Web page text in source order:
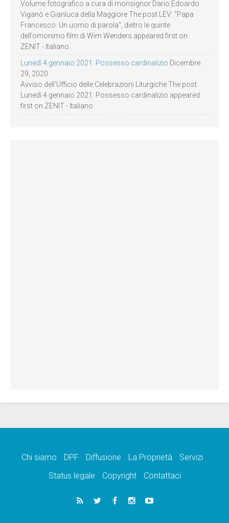
Volume fotografico a cura di monsignor Dario Edoardo
Viganò e Gianluca della Maggiore The post LEV: “Papa
Francesco. Un uomo di parola”, dietro le quinte
dell’omonimo film di Wim Wenders appeared first on
ZENIT - Italiano.
Lunedì 4 gennaio 2021: Possesso cardinalizio Dicembre
29, 2020
Avviso dell’Ufficio delle Celebrazioni Liturgiche The post
Lunedì 4 gennaio 2021: Possesso cardinalizio appeared
first on ZENIT - Italiano.
Chi siamo DPF Diffusione La Proprietà
Servizi
Status legale
Copyright Contattaci